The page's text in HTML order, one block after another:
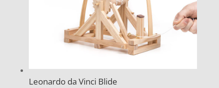
Leonardo da Vinci Blide